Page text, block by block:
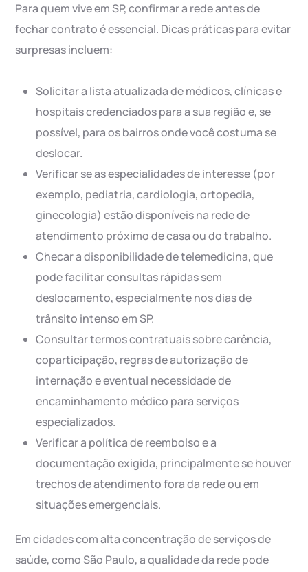
Para quem vive em SP, confirmar a rede antes de
fechar contrato é essencial. Dicas práticas para evitar
surpresas incluem:
Solicitar a lista atualizada de médicos, clínicas e
hospitais credenciados para a sua região e, se
possível, para os bairros onde você costuma se
deslocar.
Verificar se as especialidades de interesse (por
exemplo, pediatria, cardiologia, ortopedia,
ginecologia) estão disponíveis na rede de
atendimento próximo de casa ou do trabalho.
Checar a disponibilidade de telemedicina, que
pode facilitar consultas rápidas sem
deslocamento, especialmente nos dias de
trânsito intenso em SP.
Consultar termos contratuais sobre carência,
coparticipação, regras de autorização de
internação e eventual necessidade de
encaminhamento médico para serviços
especializados.
Verificar a política de reembolso e a
documentação exigida, principalmente se houver
trechos de atendimento fora da rede ou em
situações emergenciais.
Em cidades com alta concentração de serviços de
saúde, como São Paulo, a qualidade da rede pode